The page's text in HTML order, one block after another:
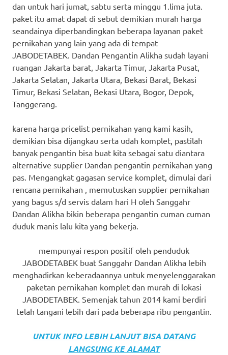
dan untuk hari jumat, sabtu serta minggu 1.lima juta.
paket itu amat dapat di sebut demikian murah harga
seandainya diperbandingkan beberapa layanan paket
pernikahan yang lain yang ada di tempat
JABODETABEK. Dandan Pengantin Alikha sudah layani
ruangan Jakarta barat, Jakarta Timur, Jakarta Pusat,
Jakarta Selatan, Jakarta Utara, Bekasi Barat, Bekasi
Timur, Bekasi Selatan, Bekasi Utara, Bogor, Depok,
Tanggerang.
karena harga pricelist pernikahan yang kami kasih,
demikian bisa dijangkau serta udah komplet, pastilah
banyak pengantin bisa buat kita sebagai satu diantara
alternative supplier Dandan pengantin pernikahan yang
pas. Mengangkat gagasan service komplet, dimulai dari
rencana pernikahan , memutuskan supplier pernikahan
yang bagus s/d servis dalam hari H oleh Sanggahr
Dandan Alikha bikin beberapa pengantin cuman cuman
duduk manis lalu kita yang bekerja.
mempunyai respon positif oleh penduduk
JABODETABEK buat Sanggahr Dandan Alikha lebih
menghadirkan keberadaannya untuk menyelenggarakan
paketan pernikahan komplet dan murah di lokasi
JABODETABEK. Semenjak tahun 2014 kami berdiri
telah tangani lebih dari pada beberapa ribu pengantin.
UNTUK INFO LEBIH LANJUT BISA DATANG
LANGSUNG KE ALAMAT